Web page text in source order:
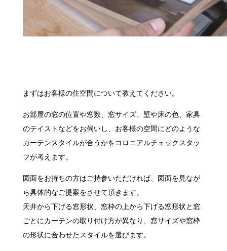
まずはお客様の住空間について教えてください。
お部屋の窓の位置や窓数、窓サイズ、壁や床の色、家具
のテイストなどをお伺いし、お客様の空間にどのような
カーテンスタイルが合うかをコロニアルチェックスタッ
フが考えます。
図面をお持ちの方はご持参いただければ、図面を見なが
ら具体的なご提案をさせて頂きます。
天井から下げる窓形状、窓枠の上から下げる窓形状と窓
ごとにカーテンの取り付け方が異なり、窓サイズや窓枠
の形状に合わせたスタイルを選びます。